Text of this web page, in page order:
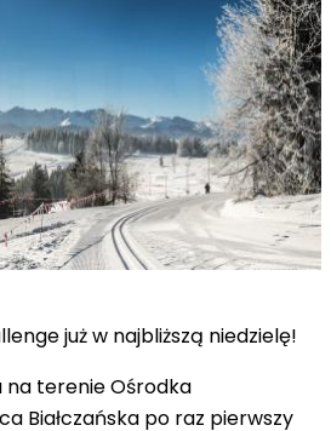
już w najbliższą niedzielę!
na terenie Ośrodka
Białczańska po raz pierwszy